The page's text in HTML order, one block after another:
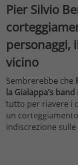
Pier Silvio
personaggi,
vicino
Sembrerebbe che
la Gialappa’s
tutto per riavere i
un
indiscrezione